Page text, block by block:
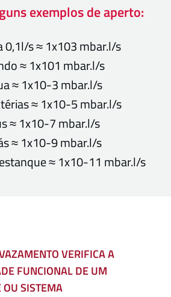
exemplos de aperto:
0,1l/s ≈ 1x103 mbar.l/s
≈ 1x101 mbar.l/s
≈ 1x10-3 mbar.l/s
≈ 1x10-5 mbar.l/s
≈ 1x10-7 mbar.l/s
≈ 1x10-9 mbar.l/s
≈ 1x10-11 mbar.l/s
VERIFICA A
FUNCIONAL DE UM
OU SISTEMA